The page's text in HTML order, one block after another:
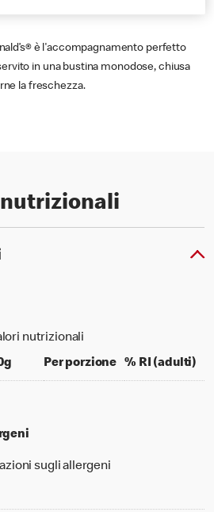
è l'accompagnamento perfetto
in una bustina monodose, chiusa
la freschezza.
nutrizionali
per 100 grams
Per porzioneper portion
% RI (adulti)
sugli allergeni